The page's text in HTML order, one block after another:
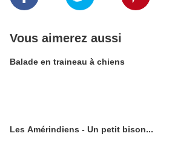
Vous aimerez aussi
Balade en traineau à chiens
Les Amérindiens - Un petit bison...